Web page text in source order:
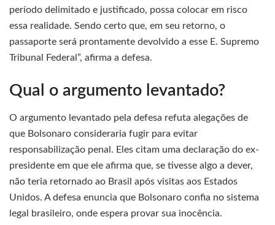
período delimitado e justificado, possa colocar em risco
essa realidade. Sendo certo que, em seu retorno, o
passaporte será prontamente devolvido a esse E. Supremo
Tribunal Federal”, afirma a defesa.
Qual o argumento levantado?
O argumento levantado pela defesa refuta alegações de
que Bolsonaro consideraria fugir para evitar
responsabilização penal. Eles citam uma declaração do ex-
presidente em que ele afirma que, se tivesse algo a dever,
não teria retornado ao Brasil após visitas aos Estados
Unidos. A defesa enuncia que Bolsonaro confia no sistema
legal brasileiro, onde espera provar sua inocência.